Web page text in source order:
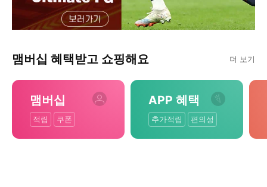
맴버십 혜택받고 쇼핑해요 더 보기
맴버십
적립 쿠폰
APP 혜택
추가적립 편의성